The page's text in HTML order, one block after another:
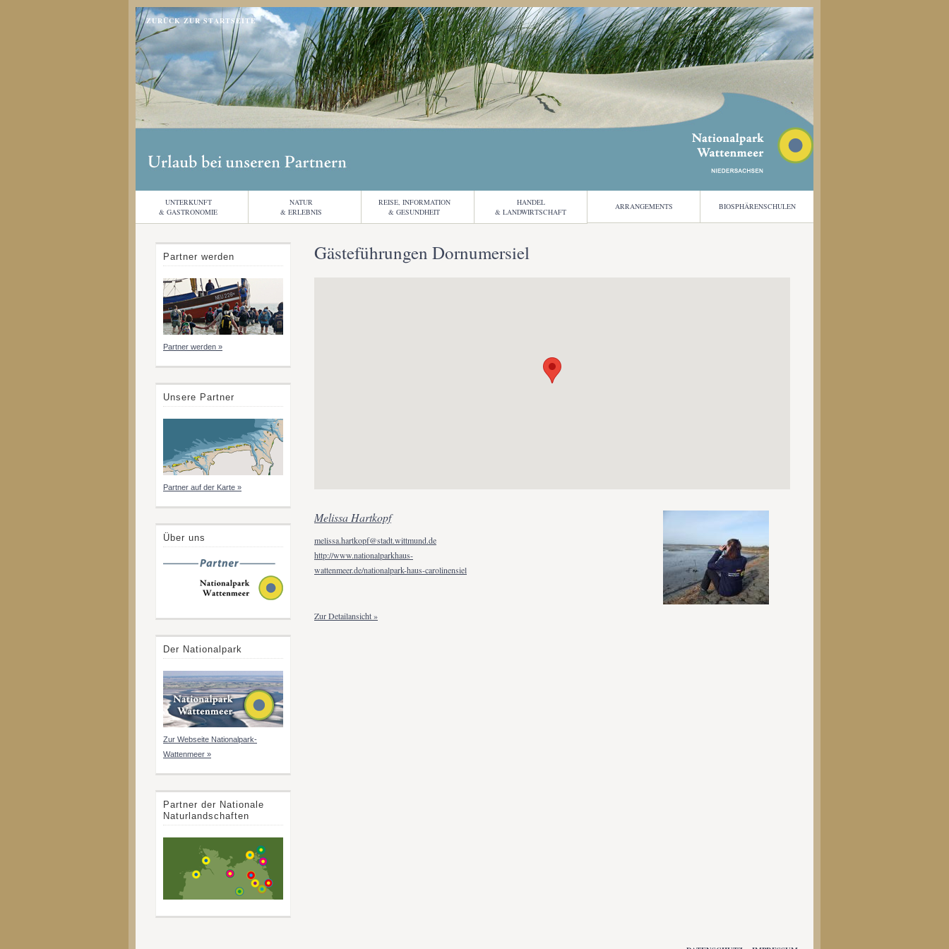
Jump to navigation
ZURÜCK ZUR STARTSEITE
Gästeführungen Dornumersiel
Melissa Hartkopf
melissa.hartkopf@stadt.wittmund.de
http://www.nationalparkhaus-
wattenmeer.de/nationalpark-haus-carolinensiel
Zur Detailansicht »
UNTERKUNFT
& GASTRONOMIE
NATUR
& ERLEBNIS
REISE, INFORMATION
& GESUNDHEIT
HANDEL
& LANDWIRTSCHAFT
ARRANGEMENTS BIOSPHÄRENSCHULEN
Partner werden
Partner werden »
Unsere Partner
Partner auf der Karte »
Über uns
Der Nationalpark
Zur Webseite Nationalpark-
Wattenmeer »
Partner der Nationale
Naturlandschaften